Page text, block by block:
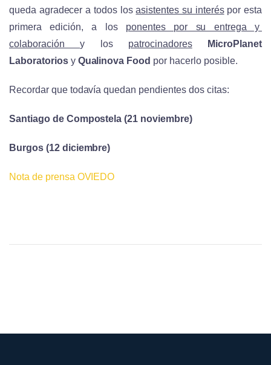
queda agradecer a todos losasistentes su interéspor esta
primera edición, a los ponentes por su entrega y
colaboracióny los patrocinadores
MicroPlanet
Laboratorios y Qualinova Food por hacerlo posible.
Recordar que todavía quedan pendientes dos citas:
Santiago de Compostela (21 noviembre)
Burgos (12 diciembre)
Nota de prensa OVIEDO